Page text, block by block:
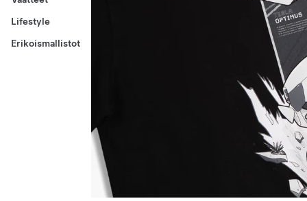
Lifestyle
Erikoismallistot